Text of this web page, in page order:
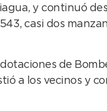
y continuó
casi dos
de
a los vecinos y